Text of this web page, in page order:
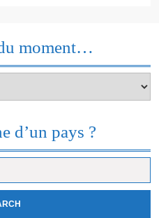
moment…
d’un pays ?